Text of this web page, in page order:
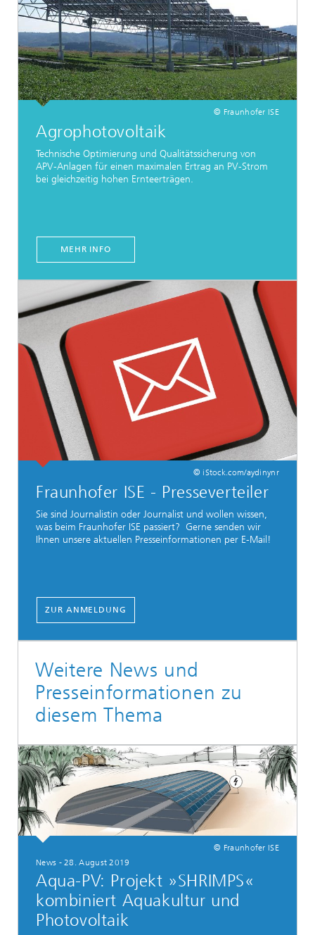
© Fraunhofer ISE
Agrophotovoltaik
Technische Optimierung und Qualitätssicherung von
APV-Anlagen für einen maximalen Ertrag an PV-Strom
bei gleichzeitig hohen Ernteerträgen.
MEHR INFO
© iStock.com/aydinynr
Fraunhofer ISE - Presseverteiler
Sie sind Journalistin oder Journalist und wollen wissen,
was beim Fraunhofer ISE passiert? Gerne senden wir
Ihnen unsere aktuellen Presseinformationen per E-Mail!
ZUR ANMELDUNG
Weitere News und
Presseinformationen zu
diesem Thema
© Fraunhofer ISE
News - 28. August 2019
Aqua-PV: Projekt »SHRIMPS«
kombiniert Aquakultur und
Photovoltaik